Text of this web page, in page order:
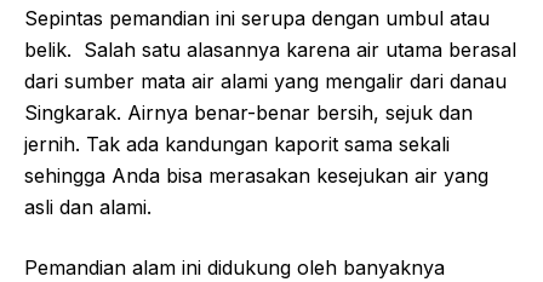
Sepintas pemandian ini serupa dengan umbul atau
belik. Salah satu alasannya karena air utama berasal
dari sumber mata air alami yang mengalir dari danau
Singkarak. Airnya benar-benar bersih, sejuk dan
jernih. Tak ada kandungan kaporit sama sekali
sehingga Anda bisa merasakan kesejukan air yang
asli dan alami.
Pemandian alam ini didukung oleh banyaknya